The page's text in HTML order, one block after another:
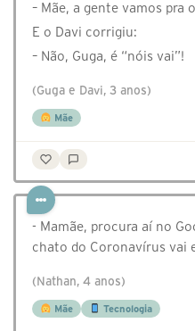
– Mãe, a gente vamos pra
E o Davi corrigiu:
– Não, Guga, é “nóis vai”!
(Guga e Davi, 3 anos)
Mãe
- Mamãe, procura aí no
chato do Coronavírus vai
(Nathan, 4 anos)
Mãe Tecnologia